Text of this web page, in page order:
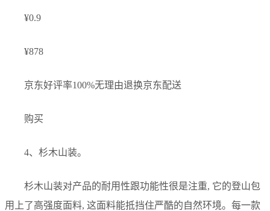
¥0.9
¥878
京东好评率100%无理由退换京东配送
购买
4、杉木山装。
杉木山装对产品的耐用性跟功能性很是注重, 它的登山包
用上了高强度面料, 这面料能抵挡住严酷的自然环境。每一款